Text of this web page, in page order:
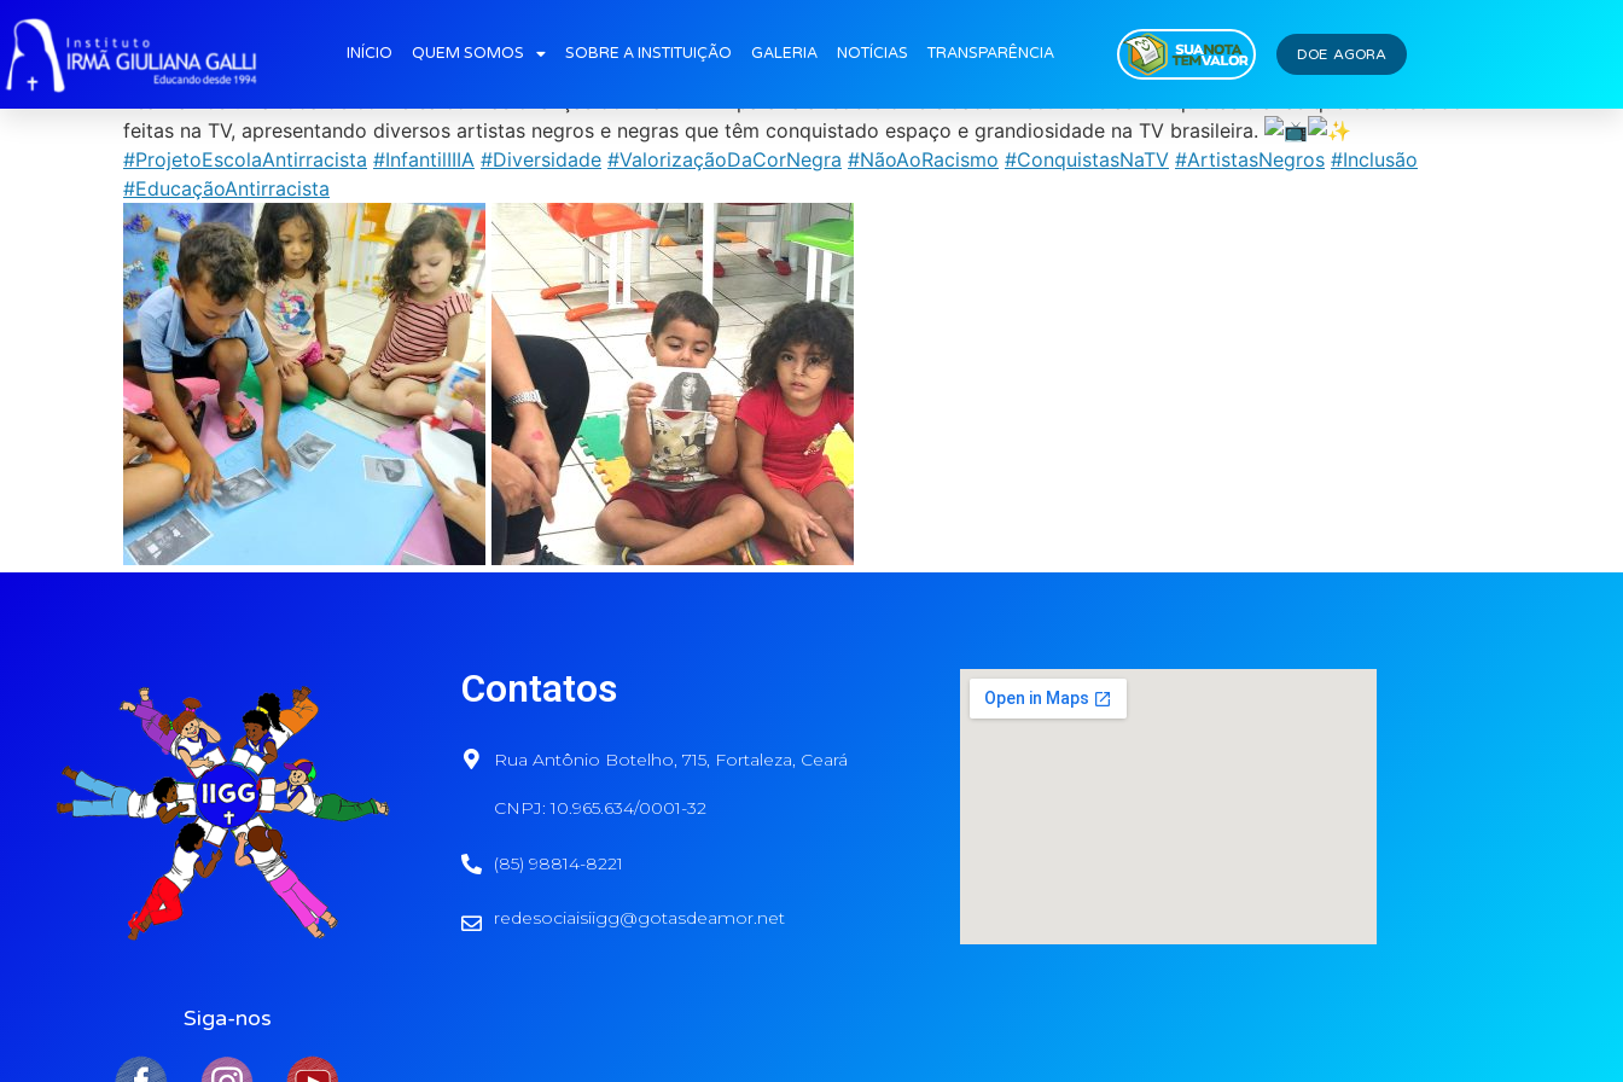
INÍCIO QUEM SOMOS SOBRE A INSTITUIÇÃO GALERIA NOTÍCIAS TRANSPARÊNCIA DOE AGORA
Projeto Escola Antirracista: Infantil III A
feitas na TV, apresentando diversos artistas negros e negras que têm conquistado espaço e grandiosidade na TV brasileira.
#ProjetoEscolaAntirracista #InfantilIIIA #Diversidade #ValorizaçãoDaCorNegra #NãoAoRacismo #ConquistasNaTV #ArtistasNegros #Inclusão
#EducaçãoAntirracista
Siga-nos
Contatos
Rua Antônio Botelho, 715, Fortaleza, Ceará
CNPJ: 10.965.634/0001-32
(85) 98814-8221
redesociaisiigg@gotasdeamor.net